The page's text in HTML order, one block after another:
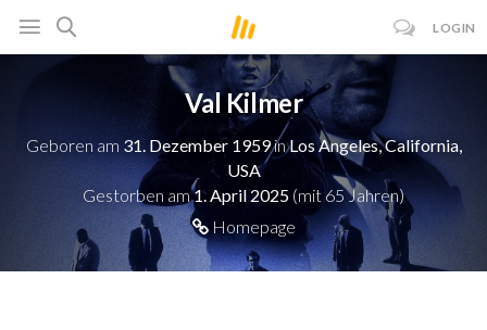
LOGIN
Val Kilmer
Geboren am 31. Dezember 1959inLos Angeles, California,
USA
Gestorben am1. April 2025 (mit 65 Jahren)
Homepage